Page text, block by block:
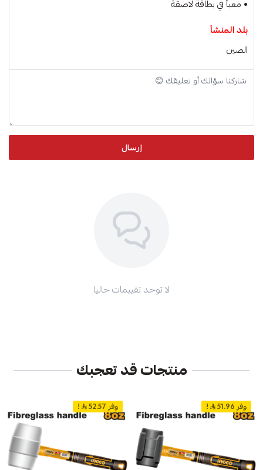
• معبأ في بطاقة لاصقة
بلد المنشأ
الصين
إرسال
لا توجد تقييمات حاليا
منتجات قد تعجبك
وفر 51.96 ! وفر 52.57 !